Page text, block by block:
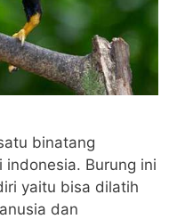
binatang
indonesia. Burung ini
yaitu bisa dilatih
dan